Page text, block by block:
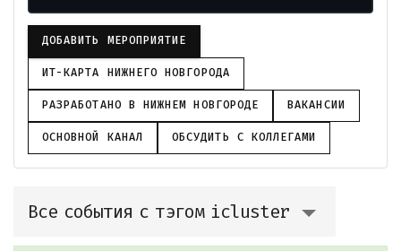
ДОБАВИТЬ МЕРОПРИЯТИЕ
ИТ-КАРТА НИЖНЕГО НОВГОРОДА
РАЗРАБОТАНО В НИЖНЕМ НОВГОРОДЕ ВАКАНСИИ
ОСНОВНОЙ КАНАЛ ОБСУДИТЬ С КОЛЛЕГАМИ
Все события с тэгом icluster